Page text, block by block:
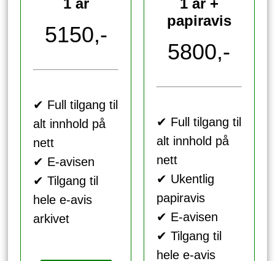
1 år
5150,-
✔ Full tilgang til
alt innhold på
nett
✔ E-avisen
✔ Tilgang til
hele e-avis
arkivet
1 år +
papiravis
5800,-
✔ Full tilgang til
alt innhold på
nett
✔ Ukentlig
papiravis
✔ E-avisen
✔ Tilgang til
hele e-avis